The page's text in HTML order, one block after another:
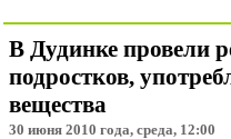
В Дудинке провели
подростков,
вещества
30 июня 2010 года, среда, 12:00